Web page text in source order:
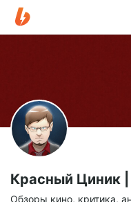
Красный Циник |
Обзоры кино, критика,